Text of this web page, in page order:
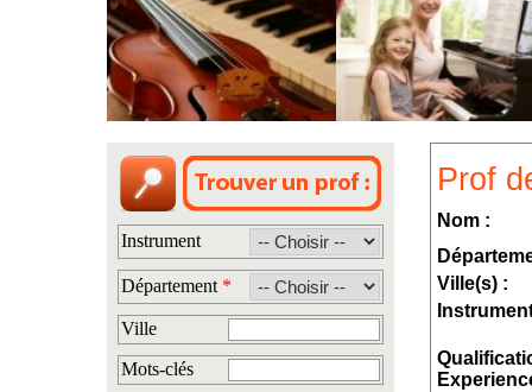
Instrument
Département *
Ville
Mots-clés
Prof
Nom :
Ville(s) :